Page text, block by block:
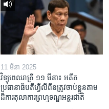
11 មីនា 2025
វិទ្យុពេលរាត្រី ១១ មីនា៖ អតីត​
ប្រធានាធិបតីហ្វីលីពីន​ត្រូវ​ចាប់ខ្លួនតាម
ដីការ​តុលាការ​ព្រហ្មទណ្ឌ​អន្តរជាតិ